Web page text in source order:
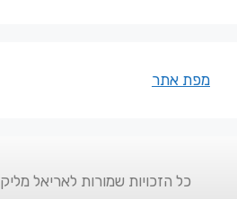
מפת אתר
כל הזכויות שמורות לאריאל מליק 2022 |